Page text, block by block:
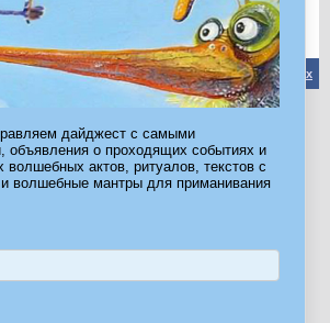
дайджест с самыми
объявления о проходящих событиях и
волшебных актов, ритуалов, текстов с
волшебные мантры для приманивания
связь-Форум Волшебников-Архив-Вверх